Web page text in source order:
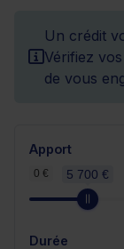
Un crédit
Vérifiez
de vous
Apport
0 € 5 700 €
Durée